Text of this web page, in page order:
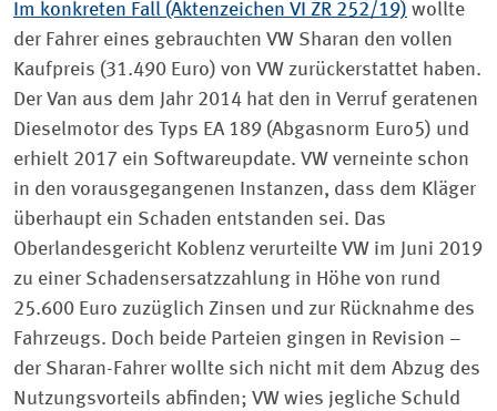
Im konkreten Fall (Aktenzeichen VI ZR 252/19) wollte
der Fahrer eines gebrauchten VW Sharan den vollen
Kaufpreis (31.490 Euro) von VW zurückerstattet haben.
Der Van aus dem Jahr 2014 hat den in Verruf geratenen
Dieselmotor des Typs EA 189 (Abgasnorm Euro5) und
erhielt 2017 ein Softwareupdate. VW verneinte schon
in den vorausgegangenen Instanzen, dass dem Kläger
überhaupt ein Schaden entstanden sei. Das
Oberlandesgericht Koblenz verurteilte VW im Juni 2019
zu einer Schadensersatzzahlung in Höhe von rund
25.600 Euro zuzüglich Zinsen und zur Rücknahme des
Fahrzeugs. Doch beide Parteien gingen in Revision –
der Sharan-Fahrer wollte sich nicht mit dem Abzug des
Nutzungsvorteils abfinden; VW wies jegliche Schuld